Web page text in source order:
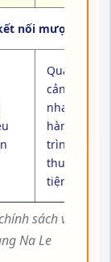
sách và ưu
Na Le
nối mượt
Quá
cảnh
nhanh,
hành
trình
thuận
tiện